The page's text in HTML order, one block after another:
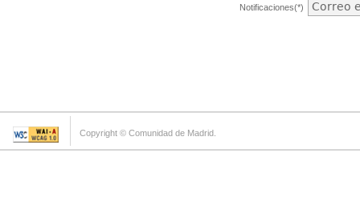
Notificaciones(*)
Copyright © Comunidad de Madrid.